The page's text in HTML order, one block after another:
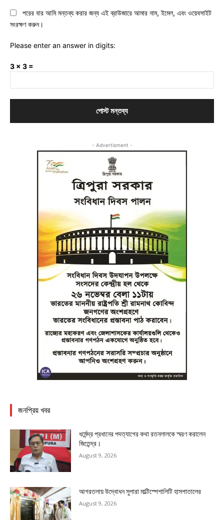
পরের বার আমি মন্তব্য করার জন্য এই ব্রাউজারে আমার নাম, ইমেল, এবং ওয়েবসাইট
সংরক্ষণ করুন।
Please enter an answer in digits:
3 × 3 =
- Advertisment -
জনপ্রিয় খবর
ধর্মেন্দ্র প্রধানের পদত্যাগের কথা রতনলালকে স্মরণ করালেন
জিতেন্দ্র।
August 9, 2026
আগরতলায় উদ্বোধন সুপারা মাল্টিস্পেশালিটি হাসপাতালের
August 9, 2026